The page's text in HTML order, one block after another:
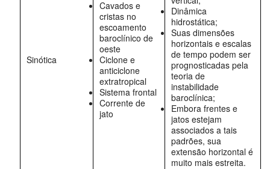
Sinótica
Cavados e
cristas no
escoamento
baroclínico de
oeste
Ciclone e
anticiclone
extratropical
Sistema frontal
Corrente de
jato
Dinâmica
hidrostática;
Suas dimensões
horizontais e escalas
de tempo podem ser
prognosticadas pela
teoria de
instabilidade
baroclínica;
Embora frentes e
jatos estejam
associados a tais
padrões, sua
extensão horizontal é
muito mais estreita.